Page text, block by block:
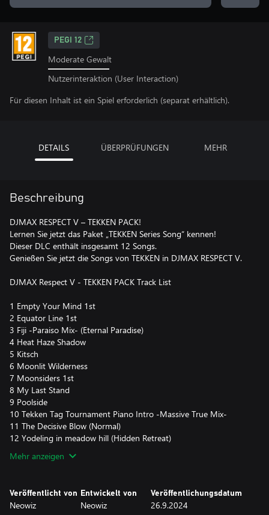
PEGI 12
Moderate Gewalt
Nutzerinteraktion (User Interaction)
Für diesen Inhalt ist ein Spiel erforderlich (separat erhältlich).
DETAILS ÜBERPRÜFUNGEN MEHR
Beschreibung
DJMAX RESPECT V – TEKKEN PACK!
Lernen Sie jetzt das Paket „TEKKEN Series Song“ kennen!
Dieser DLC enthält insgesamt 12 Songs.
Genießen Sie jetzt die Songs von TEKKEN in DJMAX RESPECT V.
DJMAX Respect V - TEKKEN PACK Track List
1 Empty Your Mind 1st
2 Equator Line 1st
3 Fiji -Paraiso Mix- (Eternal Paradise)
4 Heat Haze Shadow
5 Kitsch
6 Moonlit Wilderness
7 Moonsiders 1st
8 My Last Stand
9 Poolside
10 Tekken Tag Tournament Piano Intro -Massive True Mix-
11 The Decisive Blow (Normal)
12 Yodeling in meadow hill (Hidden Retreat)
Mehr anzeigen
Veröffentlicht von
Neowiz
Entwickelt von
Neowiz
Veröffentlichungsdatum
26.9.2024